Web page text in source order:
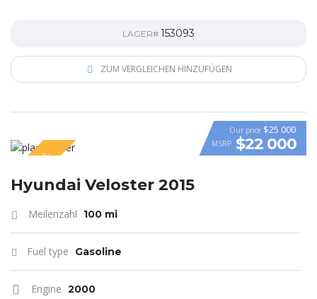
LAGER# 153093
ZUM VERGLEICHEN HINZUFÜGEN
VIDEO
SPECIAL
Our price $25 000
MSRP $22 000
Hyundai Veloster 2015
Meilenzahl 100 mi
Fuel type Gasoline
Engine 2000